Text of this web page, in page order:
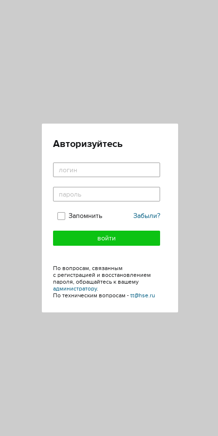
Авторизуйтесь
Забыли?
Запомнить
По вопросам, связанным
с регистрацией и восстановлением
пароля, обращайтесь к вашему
администратору.
По техническим вопросам - tt@hse.ru